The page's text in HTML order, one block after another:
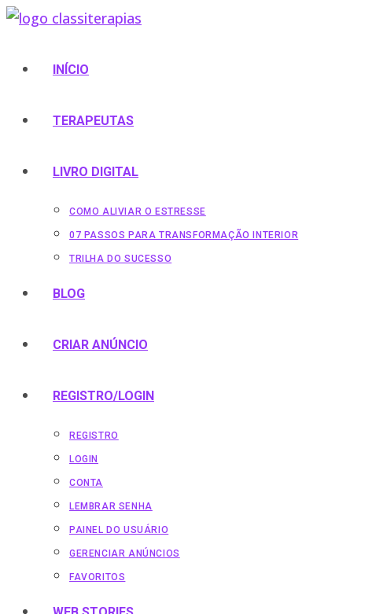
INÍCIO
TERAPEUTAS
LIVRO DIGITAL
COMO ALIVIAR O ESTRESSE
07 PASSOS PARA TRANSFORMAÇÃO INTERIOR
TRILHA DO SUCESSO
BLOG
CRIAR ANÚNCIO
REGISTRO/LOGIN
REGISTRO
LOGIN
CONTA
LEMBRAR SENHA
PAINEL DO USUÁRIO
GERENCIAR ANÚNCIOS
FAVORITOS